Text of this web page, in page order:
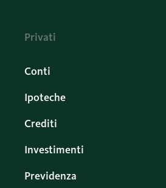
Privati
Conti
Ipoteche
Crediti
Investimenti
Previdenza